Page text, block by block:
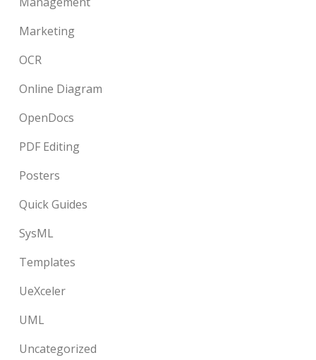
Marketing
OCR
Online Diagram
OpenDocs
PDF Editing
Posters
Quick Guides
SysML
Templates
UeXceler
UML
Uncategorized